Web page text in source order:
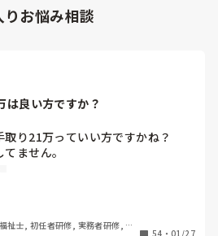
お悩み相談
は良い方ですか？
り21万っていい方ですかね？
ません。
も)
祉士, 初任者研修, 実務者研修, 小
54 ・ 01/27